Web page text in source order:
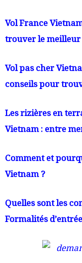
Vol France
trouver le meilleur
Vol pas cher
conseils pour
Les rizières en
Vietnam : entre
Comment et
Vietnam ?
Quelles sont les
Formalités